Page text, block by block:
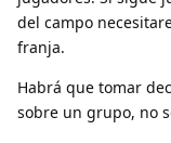
del campo
franja.
Habrá que tomar
sobre un grupo, no